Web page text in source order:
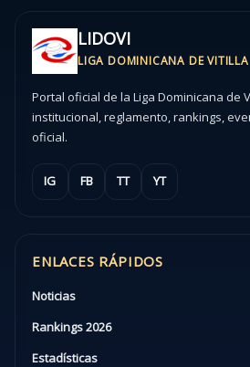
LIDOVI
LIGA DOMINICANA DE VITILLA
Portal oficial de la Liga Dominicana de
institucional, reglamento, rankings,
oficial.
IG FB TT YT
ENLACES RÁPIDOS
Noticias
Rankings 2026
Estadísticas